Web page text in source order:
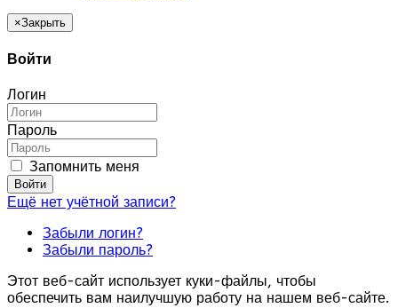
×Закрыть
Войти
Логин
Пароль
Запомнить меня
Войти
Ещё нет учётной записи?
Забыли логин?
Забыли пароль?
Этот веб-сайт использует куки-файлы, чтобы
обеспечить вам наилучшую работу на нашем веб-сайте.